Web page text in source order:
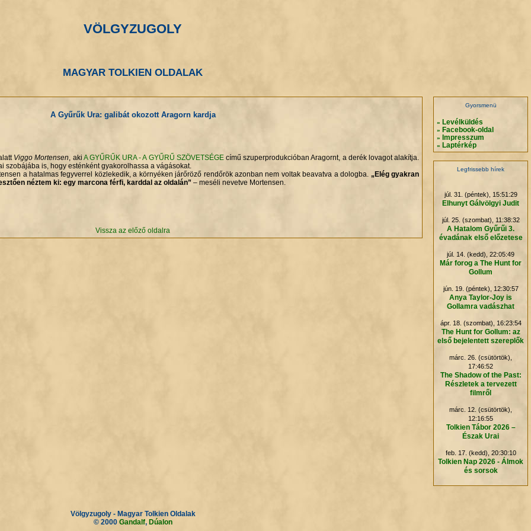
VÖLGYZUGOLY
MAGYAR TOLKIEN OLDALAK
A Gyűrűk Ura: galibát okozott Aragorn kardja
Viggo Mortensen, aki A GYŰRŰK URA - A GYŰRŰ SZÖVETSÉGEcímű szuperprodukcióban Aragornt, a derék lovagot alakítja.
szobájába is, hogy esténként gyakorolhassa a vágásokat.
a hatalmas fegyverrel közlekedik, a környéken járőröző rendőrök azonban nem voltak beavatva a dologba. „Elég gyakran
néztem ki: egy marcona férfi, karddal az oldalán” – meséli nevetve Mortensen.
Vissza az előző oldalra
Gyorsmenü
» Levélküldés
» Facebook-oldal
» Impresszum
» Laptérkép
Legfrissebb hírek
júl. 31. (péntek), 15:51:29
Elhunyt Gálvölgyi Judit
júl. 25. (szombat), 11:38:32
A Hatalom Gyűrűi 3.
évadának első előzetese
júl. 14. (kedd), 22:05:49
Már forog a The Hunt for
Gollum
jún. 19. (péntek), 12:30:57
Anya Taylor-Joy is
Gollamra vadászhat
ápr. 18. (szombat), 16:23:54
The Hunt for Gollum: az
első bejelentett szereplők
márc. 26. (csütörtök),
17:46:52
The Shadow of the Past:
Részletek a tervezett
filmről
márc. 12. (csütörtök),
12:16:55
Tolkien Tábor 2026 –
Észak Urai
feb. 17. (kedd), 20:30:10
Tolkien Nap 2026 - Álmok
és sorsok
Völgyzugoly - Magyar Tolkien Oldalak
© 2000 Gandalf, Dúalon